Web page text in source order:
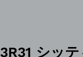
3R31 シッ